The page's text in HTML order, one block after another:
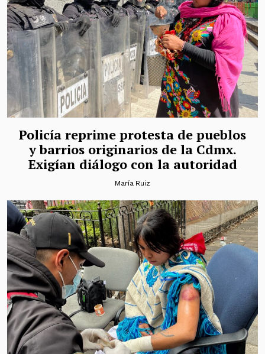
Policía reprime protesta de pueblos
y barrios originarios de la Cdmx.
Exigían diálogo con la autoridad
María Ruiz